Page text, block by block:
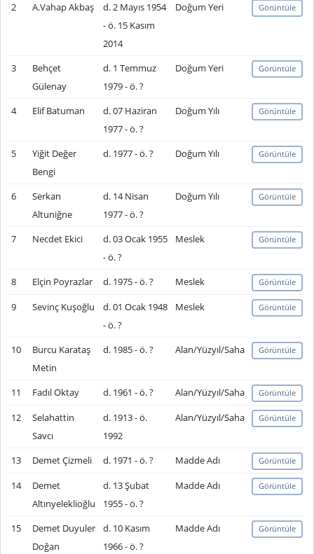
2 A.Vahap Akbaş
d. 2 Mayıs 1954
- ö. 15 Kasım
2014
Doğum Yeri Görüntüle
3
Behçet
Gülenay
d. 1 Temmuz
1979 - ö. ?
Doğum Yeri Görüntüle
4 Elif Batuman
d. 07 Haziran
1977 - ö. ?
Doğum Yılı Görüntüle
5
Yiğit Değer
Bengi
d. 1977 - ö. ? Doğum Yılı Görüntüle
6
Serkan
Altuniğne
d. 14 Nisan
1977 - ö. ?
Doğum Yılı Görüntüle
7 Necdet Ekici
d. 03 Ocak 1955
- ö. ?
Meslek Görüntüle
8 Elçin Poyrazlar d. 1975 - ö. ? Meslek Görüntüle
9 Sevinç Kuşoğlu
d. 01 Ocak 1948
- ö. ?
Meslek Görüntüle
10
Burcu Karataş
Metin
d. 1985 - ö. ? Alan/Yüzyıl/Saha Görüntüle
11 Fadıl Oktay d. 1961 - ö. ? Alan/Yüzyıl/Saha Görüntüle
12
Selahattin
Savcı
d. 1913 - ö.
1992
Alan/Yüzyıl/Saha Görüntüle
13 Demet Çizmeli d. 1971 - ö. ? Madde Adı Görüntüle
14
Demet
Altınyeleklioğlu
d. 13 Şubat
1955 - ö. ?
Madde Adı Görüntüle
15
Demet Duyuler
Doğan
d. 10 Kasım
1966 - ö. ?
Madde Adı Görüntüle